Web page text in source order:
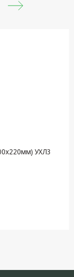
УХЛ3